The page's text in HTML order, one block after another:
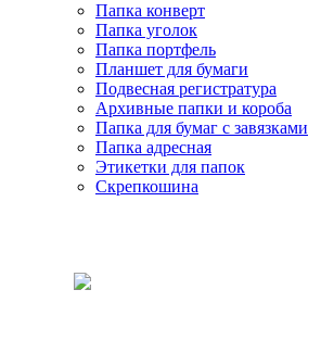
Папка конверт
Папка уголок
Папка портфель
Планшет для бумаги
Подвесная регистратура
Архивные папки и короба
Папка для бумаг с завязками
Папка адресная
Этикетки для папок
Скрепкошина